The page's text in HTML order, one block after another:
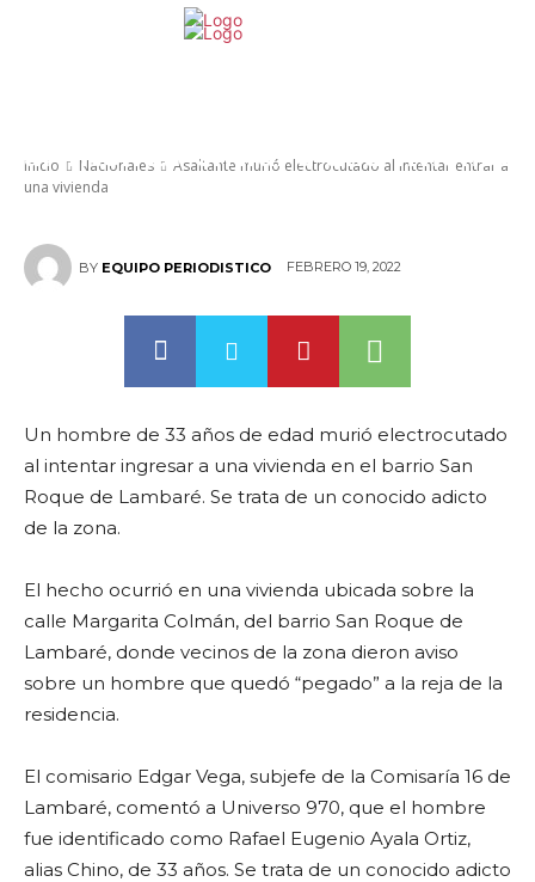
Inicio Nacionales
Asaltante murió electrocutado al intentar entrar a
una vivienda
al intentar entrar a una vivienda
BY EQUIPO PERIODISTICO FEBRERO 19, 2022
Un hombre de 33 años de edad murió electrocutado
al intentar ingresar a una vivienda en el barrio San
Roque de Lambaré. Se trata de un conocido adicto
de la zona.
El hecho ocurrió en una vivienda ubicada sobre la
calle Margarita Colmán, del barrio San Roque de
Lambaré, donde vecinos de la zona dieron aviso
sobre un hombre que quedó “pegado” a la reja de la
residencia.
El comisario Edgar Vega, subjefe de la Comisaría 16 de
Lambaré, comentó a Universo 970, que el hombre
fue identificado como Rafael Eugenio Ayala Ortiz,
alias Chino, de 33 años. Se trata de un conocido adicto